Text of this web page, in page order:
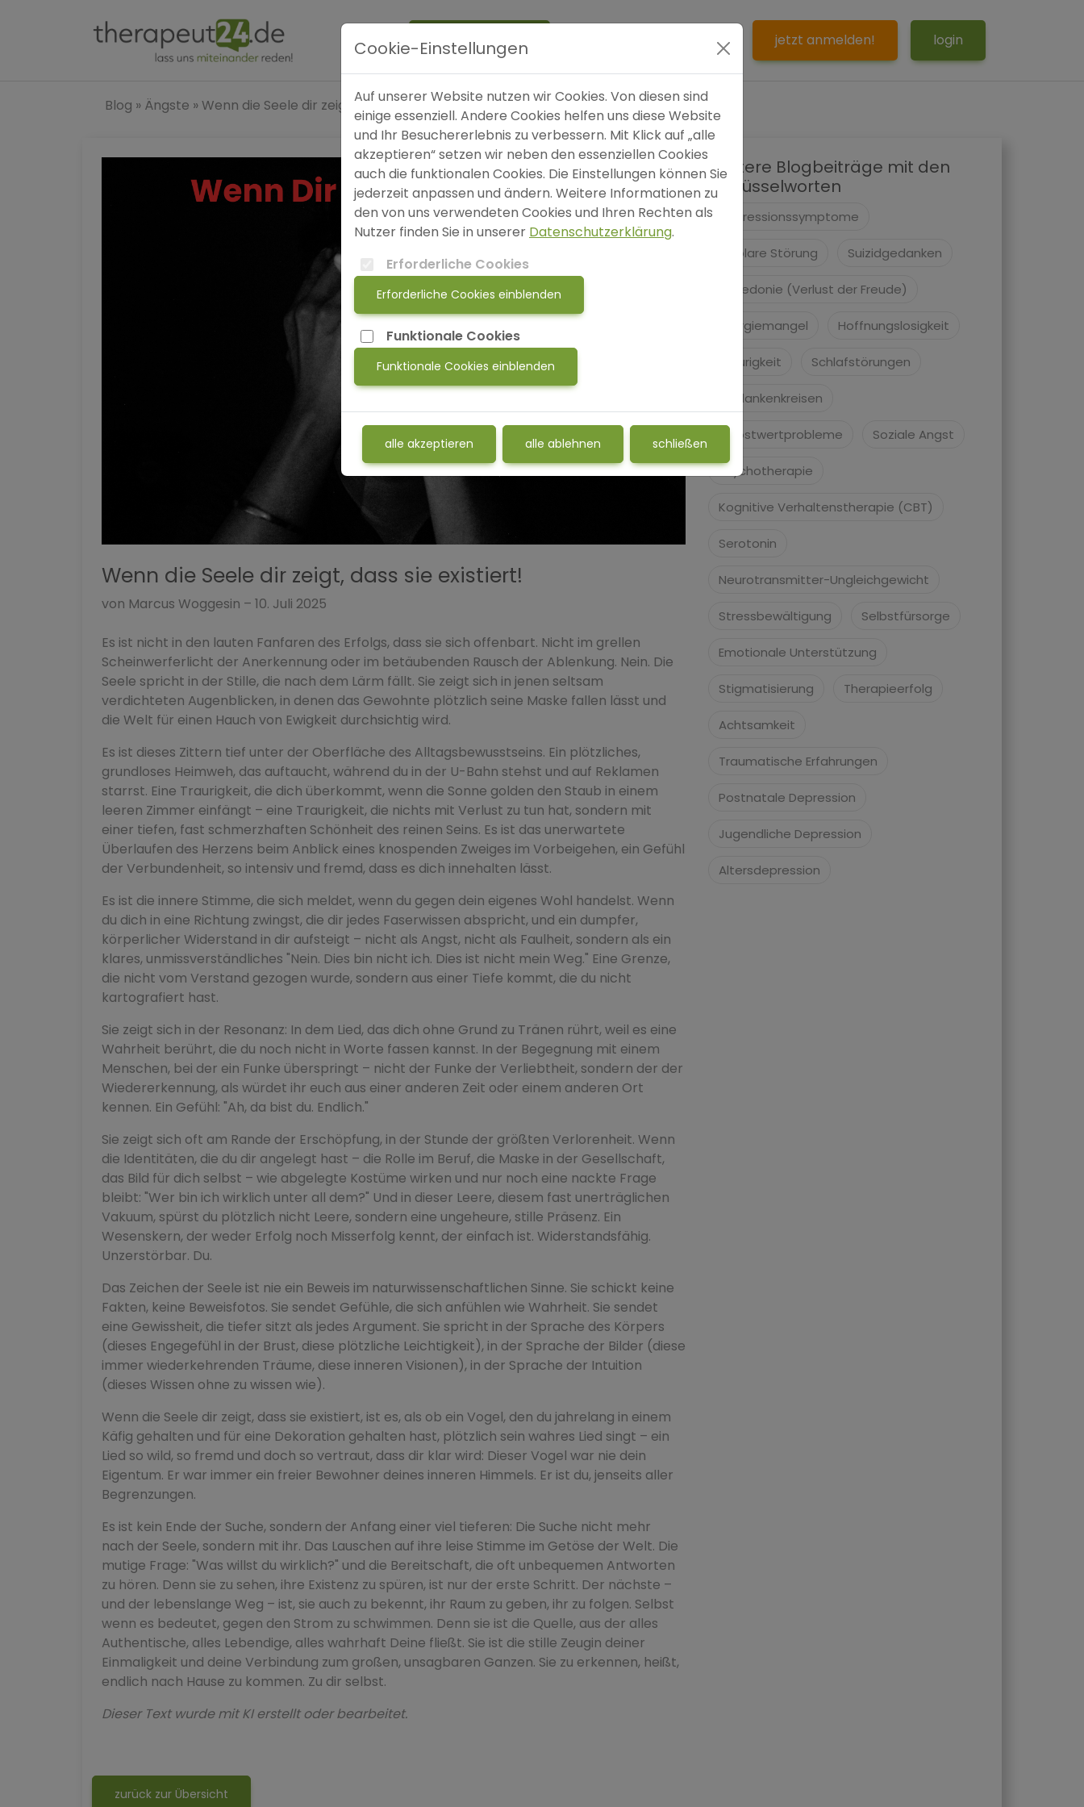
Expertensuche SOS jetzt anmelden! login
Blog » Ängste » Wenn die Seele dir zeigt, dass sie existiert!
Wenn die Seele dir zeigt, dass sie existiert!
von Marcus Woggesin – 10. Juli 2025
Es ist nicht in den lauten Fanfaren des Erfolgs, dass sie sich offenbart. Nicht im grellen
Scheinwerferlicht der Anerkennung oder im betäubenden Rausch der Ablenkung. Nein. Die
Seele spricht in der Stille, die nach dem Lärm fällt. Sie zeigt sich in jenen seltsam
verdichteten Augenblicken, in denen das Gewohnte plötzlich seine Maske fallen lässt und
die Welt für einen Hauch von Ewigkeit durchsichtig wird.
Es ist dieses Zittern tief unter der Oberfläche des Alltagsbewusstseins. Ein plötzliches,
grundloses Heimweh, das auftaucht, während du in der U-Bahn stehst und auf Reklamen
starrst. Eine Traurigkeit, die dich überkommt, wenn die Sonne golden den Staub in einem
leeren Zimmer einfängt – eine Traurigkeit, die nichts mit Verlust zu tun hat, sondern mit
einer tiefen, fast schmerzhaften Schönheit des reinen Seins. Es ist das unerwartete
Überlaufen des Herzens beim Anblick eines knospenden Zweiges im Vorbeigehen, ein Gefühl
der Verbundenheit, so intensiv und fremd, dass es dich innehalten lässt.
Es ist die innere Stimme, die sich meldet, wenn du gegen dein eigenes Wohl handelst. Wenn
du dich in eine Richtung zwingst, die dir jedes Faserwissen abspricht, und ein dumpfer,
körperlicher Widerstand in dir aufsteigt – nicht als Angst, nicht als Faulheit, sondern als ein
klares, unmissverständliches "Nein. Dies bin nicht ich. Dies ist nicht mein Weg." Eine Grenze,
die nicht vom Verstand gezogen wurde, sondern aus einer Tiefe kommt, die du nicht
kartografiert hast.
Sie zeigt sich in der Resonanz: In dem Lied, das dich ohne Grund zu Tränen rührt, weil es eine
Wahrheit berührt, die du noch nicht in Worte fassen kannst. In der Begegnung mit einem
Menschen, bei der ein Funke überspringt – nicht der Funke der Verliebtheit, sondern der der
Wiedererkennung, als würdet ihr euch aus einer anderen Zeit oder einem anderen Ort
kennen. Ein Gefühl: "Ah, da bist du. Endlich."
Sie zeigt sich oft am Rande der Erschöpfung, in der Stunde der größten Verlorenheit. Wenn
die Identitäten, die du dir angelegt hast – die Rolle im Beruf, die Maske in der Gesellschaft,
das Bild für dich selbst – wie abgelegte Kostüme wirken und nur noch eine nackte Frage
bleibt: "Wer bin ich wirklich unter all dem?" Und in dieser Leere, diesem fast unerträglichen
Vakuum, spürst du plötzlich nicht Leere, sondern eine ungeheure, stille Präsenz. Ein
Wesenskern, der weder Erfolg noch Misserfolg kennt, der einfach ist. Widerstandsfähig.
Unzerstörbar. Du.
Das Zeichen der Seele ist nie ein Beweis im naturwissenschaftlichen Sinne. Sie schickt keine
Fakten, keine Beweisfotos. Sie sendet Gefühle, die sich anfühlen wie Wahrheit. Sie sendet
eine Gewissheit, die tiefer sitzt als jedes Argument. Sie spricht in der Sprache des Körpers
(dieses Engegefühl in der Brust, diese plötzliche Leichtigkeit), in der Sprache der Bilder (diese
immer wiederkehrenden Träume, diese inneren Visionen), in der Sprache der Intuition
(dieses Wissen ohne zu wissen wie).
Wenn die Seele dir zeigt, dass sie existiert, ist es, als ob ein Vogel, den du jahrelang in einem
Käfig gehalten und für eine Dekoration gehalten hast, plötzlich sein wahres Lied singt – ein
Lied so wild, so fremd und doch so vertraut, dass dir klar wird: Dieser Vogel war nie dein
Eigentum. Er war immer ein freier Bewohner deines inneren Himmels. Er ist du, jenseits aller
Begrenzungen.
Es ist kein Ende der Suche, sondern der Anfang einer viel tieferen: Die Suche nicht mehr
nach der Seele, sondern mit ihr. Das Lauschen auf ihre leise Stimme im Getöse der Welt. Die
mutige Frage: "Was willst du wirklich?" und die Bereitschaft, die oft unbequemen Antworten
zu hören. Denn sie zu sehen, ihre Existenz zu spüren, ist nur der erste Schritt. Der nächste –
und der lebenslange Weg – ist, sie auch zu bekennt, ihr Raum zu geben, ihr zu folgen. Selbst
wenn es bedeutet, gegen den Strom zu schwimmen. Denn sie ist die Quelle, aus der alles
Authentische, alles Lebendige, alles wahrhaft Deine fließt. Sie ist die stille Zeugin deiner
Einmaligkeit und deine Verbindung zum großen, unsagbaren Ganzen. Sie zu erkennen, heißt,
endlich nach Hause zu kommen. Zu dir selbst.
Dieser Text wurde mit KI erstellt oder bearbeitet.
Weitere Blogbeiträge mit den
Schlüsselworten
Depressionssymptome
Bipolare Störung Suizidgedanken
Anhedonie (Verlust der Freude)
Energiemangel Hoffnungslosigkeit
Traurigkeit Schlafstörungen
Gedankenkreisen
Selbstwertprobleme Soziale Angst
Psychotherapie
Kognitive Verhaltenstherapie (CBT)
Serotonin
Neurotransmitter-Ungleichgewicht
Stressbewältigung Selbstfürsorge
Emotionale Unterstützung
Stigmatisierung Therapieerfolg
Achtsamkeit
Traumatische Erfahrungen
Postnatale Depression
Jugendliche Depression
Altersdepression
zurück zur Übersicht
Cookie-Einstellungen
Auf unserer Website nutzen wir Cookies. Von diesen sind
einige essenziell. Andere Cookies helfen uns diese Website
und Ihr Besuchererlebnis zu verbessern. Mit Klick auf „alle
akzeptieren“ setzen wir neben den essenziellen Cookies
auch die funktionalen Cookies. Die Einstellungen können Sie
jederzeit anpassen und ändern. Weitere Informationen zu
den von uns verwendeten Cookies und Ihren Rechten als
Nutzer finden Sie in unserer Datenschutzerklärung.
Erforderliche Cookies
Erforderliche Cookies einblenden
Funktionale Cookies
Funktionale Cookies einblenden
alle akzeptieren alle ablehnen schließen